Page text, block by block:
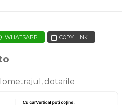
WHATSAPP COPY LINK
dotarile